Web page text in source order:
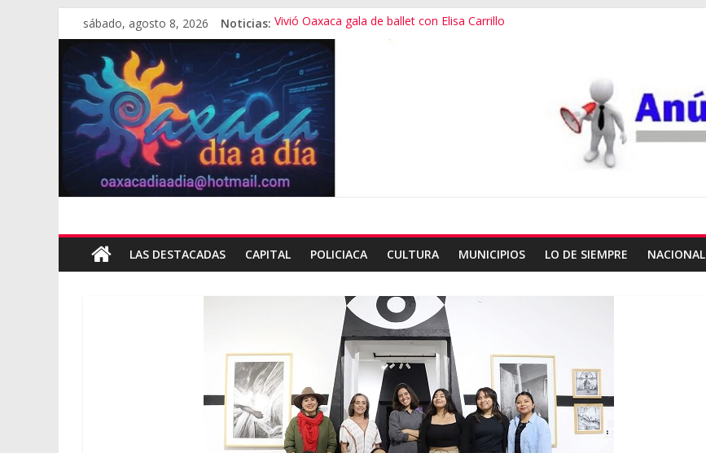
sábado, agosto 8, 2026 Noticias: Vivió Oaxaca gala de ballet con Elisa Carrillo
El pionero de la escalada en Oaxaca
Oaxaca capital, 3er destino más feliz del mundo
Vestimenta en Quialana, expuesta al plagio
Aniversario del Museo Frissell de Mitla
LAS DESTACADAS CAPITAL POLICIACA CULTURA MUNICIPIOS LO DE SIEMPRE NACIONAL